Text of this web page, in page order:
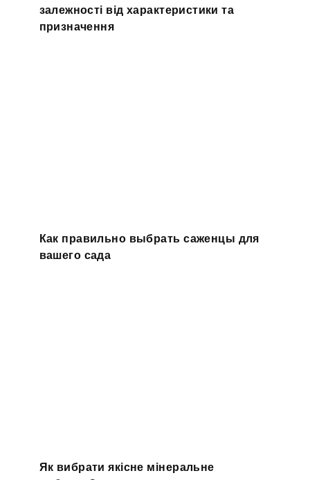
залежності від характеристики та
призначення
Как правильно выбрать саженцы для
вашего сада
Як вибрати якісне мінеральне